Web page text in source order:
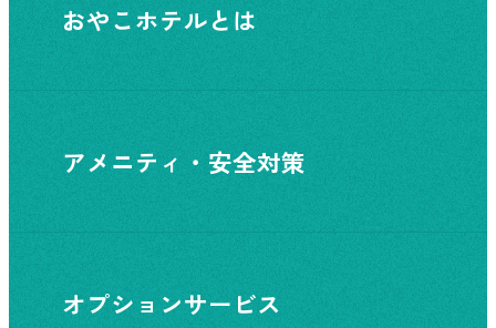
おやこホテルとは
アメニティ・安全対策
オプションサービス